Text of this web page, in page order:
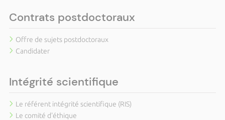
Contrats postdoctoraux
Offre de sujets postdoctoraux
Candidater
Intégrité scientifique
Le référent intégrité scientifique (RIS)
Le comité d'éthique